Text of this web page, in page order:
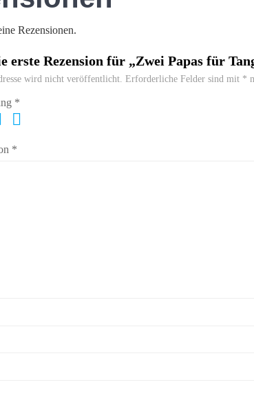
Rezensionen.
erste Rezension für „Zwei Papas für
wird nicht veröffentlicht. Erforderliche Felder sind mit *
*
*